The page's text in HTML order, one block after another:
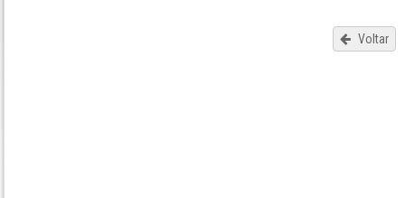
Voltar